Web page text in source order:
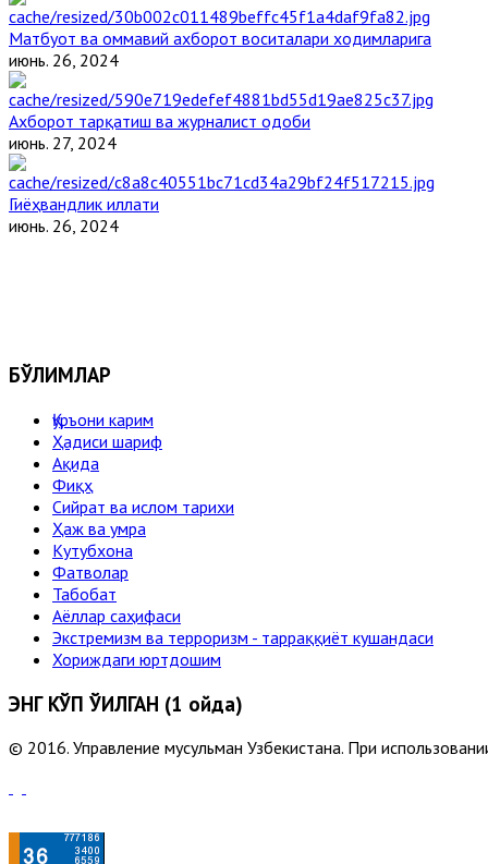
Матбуот ва оммавий ахборот воситалари ходимларига
июнь. 26, 2024
Ахборот тарқатиш ва журналист одоби
июнь. 27, 2024
Гиёҳвандлик иллати
июнь. 26, 2024
БЎЛИМЛАР
Қуръони карим
Ҳадиси шариф
Ақида
Фиқҳ
Сийрат ва ислом тарихи
Ҳаж ва умра
Кутубхона
Фатволар
Табобат
Аёллар саҳифаси
Экстремизм ва терроризм - тарраққиёт кушандаси
Хориждаги юртдошим
ЭНГ КЎП ЎҚИЛГАН (1 ойда)
© 2016. Управление мусульман Узбекистана. При